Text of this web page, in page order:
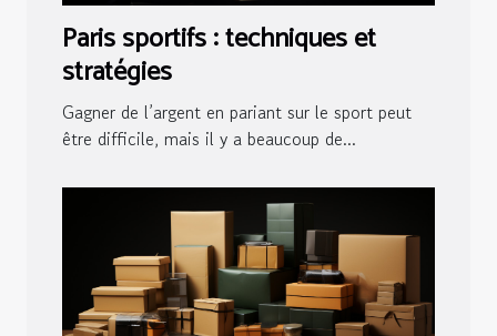
Paris sportifs : techniques et
stratégies
Gagner de l’argent en pariant sur le sport peut
être difficile, mais il y a beaucoup de...